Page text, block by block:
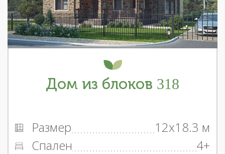
Дом из блоков 318
Размер
12x18.3 м
Спален
4+